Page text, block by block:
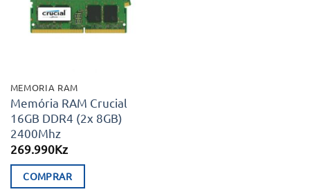
desejos
MEMORIA RAM
Memória RAM Crucial
16GB DDR4 (2x 8GB)
2400Mhz
269.990Kz
COMPRAR